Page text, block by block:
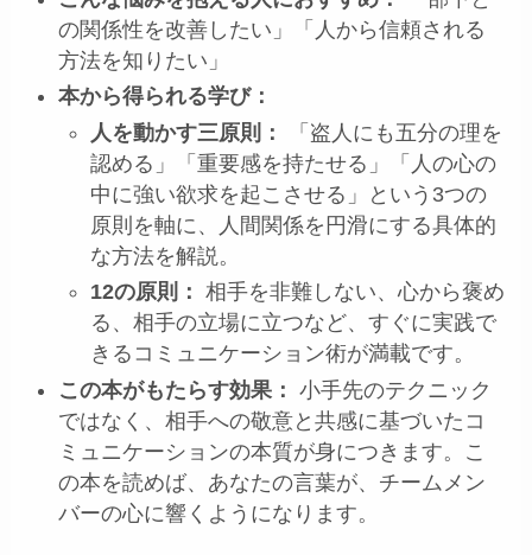
の関係性を改善したい」「人から信頼される
方法を知りたい」
本から得られる学び：
人を動かす三原則：
「盗人にも五分の理を
認める」「重要感を持たせる」「人の心の
中に強い欲求を起こさせる」という3つの
原則を軸に、人間関係を円滑にする具体的
な方法を解説。
12の原則： 相手を非難しない、心から褒め
る、相手の立場に立つなど、すぐに実践で
きるコミュニケーション術が満載です。
この本がもたらす効果： 小手先のテクニック
ではなく、相手への敬意と共感に基づいたコ
ミュニケーションの本質が身につきます。こ
の本を読めば、あなたの言葉が、チームメン
バーの心に響くようになります。